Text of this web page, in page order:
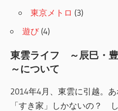
東京メトロ (3)
遊び (4)
東雲ライフ ～辰巳・
～について
2014年4月、東雲に引越。
「すき家」しかないの？